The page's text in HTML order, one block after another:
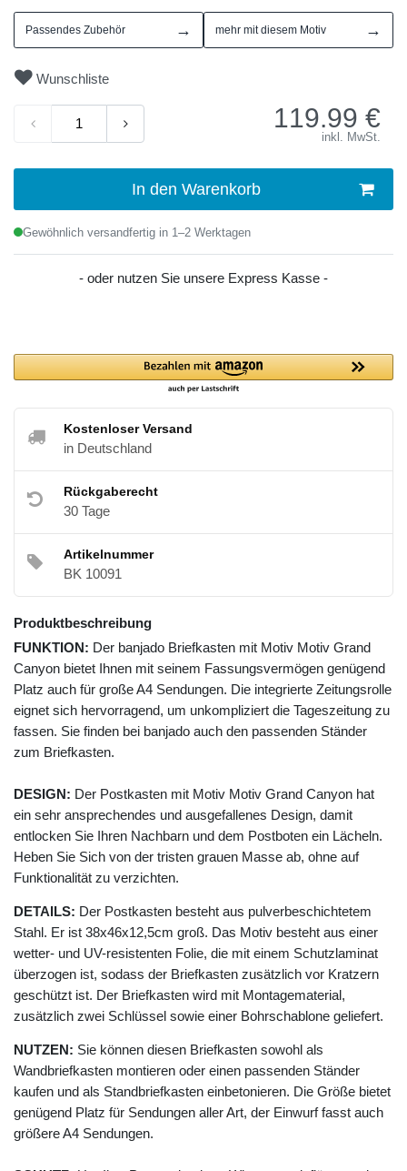
Passendes Zubehör → mehr mit diesem Motiv →
Wunschliste
119.99 €
inkl. MwSt.
In den Warenkorb
Gewöhnlich versandfertig in 1–2 Werktagen
- oder nutzen Sie unsere Express Kasse -
Kostenloser Versand
in Deutschland
Rückgaberecht
30 Tage
Artikelnummer
BK 10091
Produktbeschreibung
FUNKTION: Der banjado Briefkasten mit Motiv Motiv Grand
Canyon bietet Ihnen mit seinem Fassungsvermögen genügend
Platz auch für große A4 Sendungen. Die integrierte Zeitungsrolle
eignet sich hervorragend, um unkompliziert die Tageszeitung zu
fassen. Sie finden bei banjado auch den passenden Ständer
zum Briefkasten.
DESIGN: Der Postkasten mit Motiv Motiv Grand Canyon hat
ein sehr ansprechendes und ausgefallenes Design, damit
entlocken Sie Ihren Nachbarn und dem Postboten ein Lächeln.
Heben Sie Sich von der tristen grauen Masse ab, ohne auf
Funktionalität zu verzichten.
DETAILS: Der Postkasten besteht aus pulverbeschichtetem
Stahl. Er ist 38x46x12,5cm groß. Das Motiv besteht aus einer
wetter- und UV-resistenten Folie, die mit einem Schutzlaminat
überzogen ist, sodass der Briefkasten zusätzlich vor Kratzern
geschützt ist. Der Briefkasten wird mit Montagematerial,
zusätzlich zwei Schlüssel sowie einer Bohrschablone geliefert.
NUTZEN: Sie können diesen Briefkasten sowohl als
Wandbriefkasten montieren oder einen passenden Ständer
kaufen und als Standbriefkasten einbetonieren. Die Größe bietet
genügend Platz für Sendungen aller Art, der Einwurf fasst auch
größere A4 Sendungen.